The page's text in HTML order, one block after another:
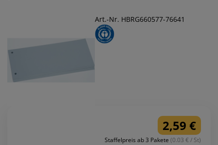
Art.-Nr. HBRG660577-76641
2,59 €
Staffelpreis ab 3 Pakete (0.03 € / St)